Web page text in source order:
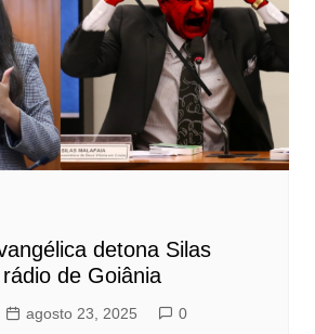
detona Silas
de Goiânia
agosto 23, 2025 0